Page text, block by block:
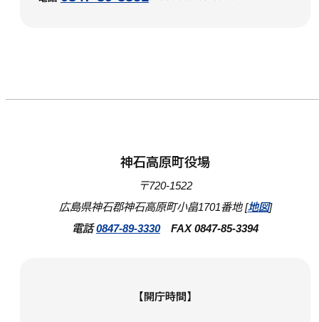
神石高原町役場
〒720-1522
広島県神石郡神石高原町小畠1701番地 [地図]
電話0847-89-3330FAX 0847-85-3394
【開庁時間】